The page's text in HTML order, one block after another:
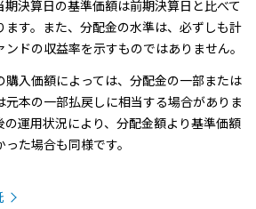
期決算日の基準価額は前期決算日と比べて
ます。また、分配金の水準は、必ずしも計
ドの収益率を示すものではありません。
購入価額によっては、分配金の一部または
元本の一部払戻しに相当する場合がありま
の運用状況により、分配金額より基準価額
た場合も同様です。